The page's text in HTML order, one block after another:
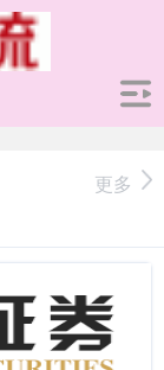
更多